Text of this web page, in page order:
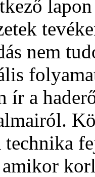
nem
ír a
technika